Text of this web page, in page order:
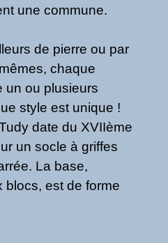
une commune.
de pierre ou par
chaque
un ou plusieurs
style est unique !
date du XVIIème
un socle à griffes
La base,
est de forme